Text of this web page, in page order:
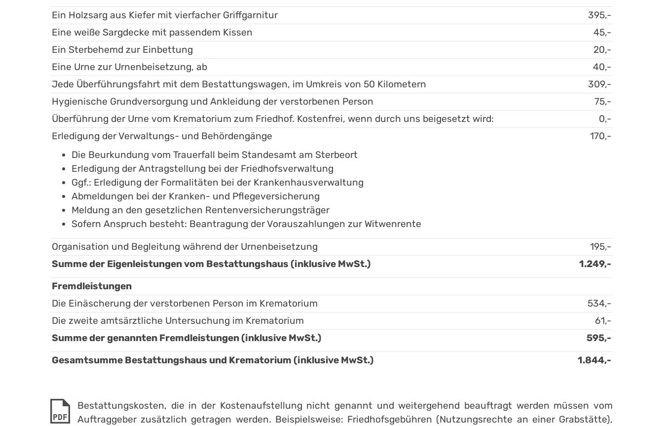
Ein Holzsarg aus Kiefer mit vierfacher Griffgarnitur
395,-
Eine weiße Sargdecke mit passendem Kissen
45,-
Ein Sterbehemd zur Einbettung
20,-
Eine Urne zur Urnenbeisetzung, ab
40,-
Jede Überführungsfahrt mit dem Bestattungswagen, im Umkreis von 50 Kilometern
309,-
Hygienische Grundversorgung und Ankleidung der verstorbenen Person
75,-
Überführung der Urne vom Krematorium zum Friedhof. Kostenfrei, wenn durch uns beigesetzt wird:
0,-
Erledigung der Verwaltungs- und Behördengänge
Die Beurkundung vom Trauerfall beim Standesamt am Sterbeort
Erledigung der Antragstellung bei der Friedhofsverwaltung
Ggf.: Erledigung der Formalitäten bei der Krankenhausverwaltung
Abmeldungen bei der Kranken- und Pflegeversicherung
Meldung an den gesetzlichen Rentenversicherungsträger
Sofern Anspruch besteht: Beantragung der Vorauszahlungen zur Witwenrente
170,-
Organisation und Begleitung während der Urnenbeisetzung
195,-
Summe der Eigenleistungen vom Bestattungshaus (inklusive MwSt.)
1.249,-
Fremdleistungen
Die Einäscherung der verstorbenen Person im Krematorium
534,-
Die zweite amtsärztliche Untersuchung im Krematorium
61,-
Summe der genannten Fremdleistungen (inklusive MwSt.)
595,-
Gesamtsumme Bestattungshaus und Krematorium (inklusive MwSt.)
1.844,-
PDF
Bestattungskosten, die in der Kostenaufstellung nicht genannt und weitergehend beauftragt werden müssen vom
Auftraggeber zusätzlich getragen werden. Beispielsweise: Friedhofsgebühren (Nutzungsrechte an einer Grabstätte),